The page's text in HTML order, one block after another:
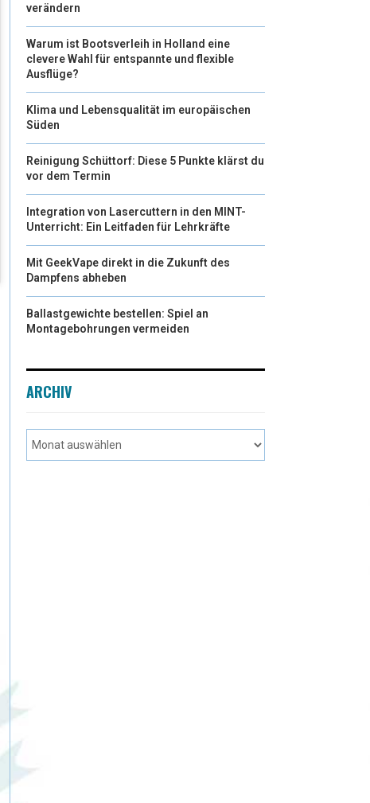
verändern
Warum ist Bootsverleih in Holland eine
clevere Wahl für entspannte und flexible
Ausflüge?
Klima und Lebensqualität im europäischen
Süden
Reinigung Schüttorf: Diese 5 Punkte klärst du
vor dem Termin
Integration von Lasercuttern in den MINT-
Unterricht: Ein Leitfaden für Lehrkräfte
Mit GeekVape direkt in die Zukunft des
Dampfens abheben
Ballastgewichte bestellen: Spiel an
Montagebohrungen vermeiden
ARCHIV